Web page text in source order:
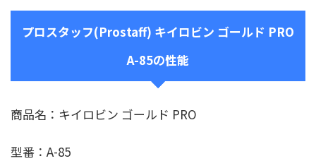
プロスタッフ(Prostaff) キイロビン ゴールド PRO
A-85の性能
商品名：キイロビン ゴールド PRO
型番：A-85